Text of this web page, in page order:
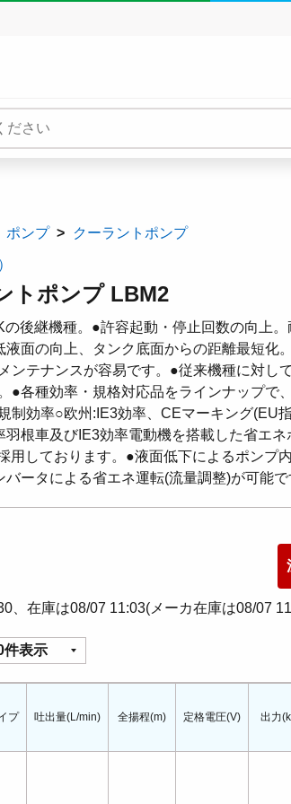
ポンプ クーラントポンプ
トポンプ LBM2
の後継機種。●許容起動・停止回数の向上
液面の向上、タンク底面からの距離最短化
ンテナンスが容易です。●従来機種に対し
●各種効率・規格対応品をラインナップで
制効率○欧州:IE3効率、CEマーキング(EU
羽根車及びIE3効率電動機を搭載した省エ
用しております。●液面低下によるポンプ
バータによる省エネ運転(流量調整)が可能で
、在庫は08/07 11:03(メーカ在庫は08/07
件表示
プ 吐出量(L/min) 全揚程(m) 定格電圧(V) 出力